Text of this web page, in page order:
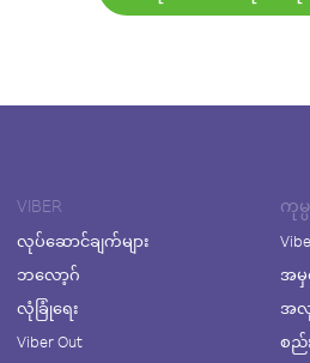
VIBER
လုပ်ဆောင်ချက်များ
ဘလော့ဂ်
လုံခြုံရေး
Viber Out
ကုမ္
အ
အလု
စည်